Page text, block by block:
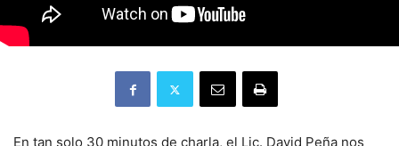
En tan solo 30 minutos de charla, el Lic. David Peña nos